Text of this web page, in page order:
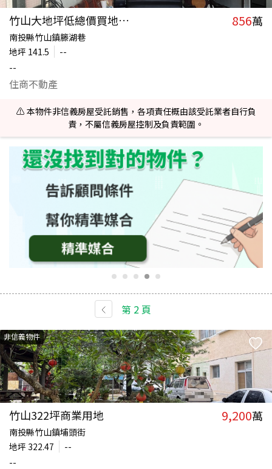
竹山大地坪低總價買地送屋 856萬
南投縣竹山鎮籐湖巷
地坪 141.5
--
--
住商不動產
⚠️ 本物件非信義房屋受託銷售，各項責任概由該受託業者自行負
責，不屬信義房屋控制及負責範圍。
第 2頁
非信義物件
竹山322坪商業用地 9,200萬
南投縣竹山鎮埔頭街
地坪 322.47
--
--